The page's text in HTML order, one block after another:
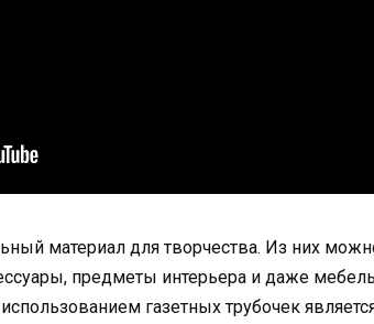
материал для творчества. Из них
предметы интерьера и даже
газетных трубочек